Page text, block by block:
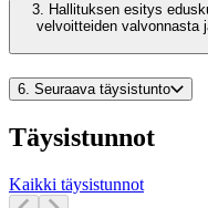
3. Hallituksen esitys
velvoitteiden valvonnasta
6. Seuraava täysistunto
Täysistunnot
Kaikki täysistunnot